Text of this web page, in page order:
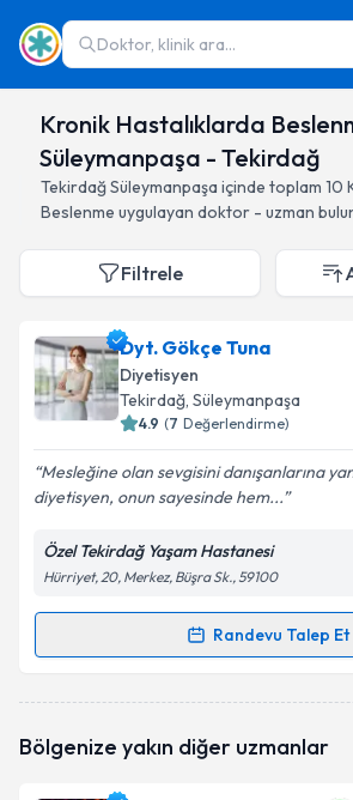
Doktor, klinik ara...
Kronik Hastalıklarda
Süleymanpaşa - Tekirdağ
TekirdağSüleymanpaşa içinde toplam 10
Beslenme uygulayan doktor - uzman
Filtrele
Dyt. Gökçe Tuna
Diyetisyen
Tekirdağ, Süleymanpaşa
4.9 (7 Değerlendirme)
Mesleğine olan sevgisini danışanlarına
diyetisyen, onun sayesinde hem...
Özel Tekirdağ Yaşam Hastanesi
Hürriyet, 20, Merkez, Büşra Sk., 59100
Randevu Talep Et
Randevu Takvimi Talebi
oluşturun. Size bu uzmandan
Bölgenize yakın diğer uzmanlar